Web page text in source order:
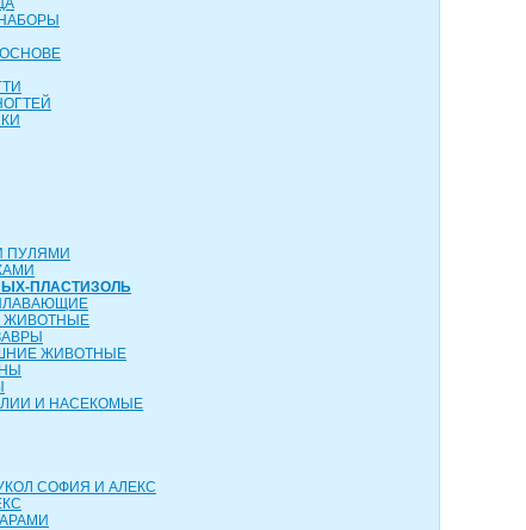
ПУЛЯМИ
ПЛАСТИЗОЛЬ
ЖИВОТНЫЕ
ЖИВОТНЫЕ
И НАСЕКОМЫЕ
СОФИЯ И АЛЕКС